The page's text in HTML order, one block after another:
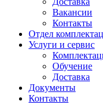
Вакансии
Контакты
Отдел
Услуги и сервис
Обучение
Доставка
Документы
Контакты